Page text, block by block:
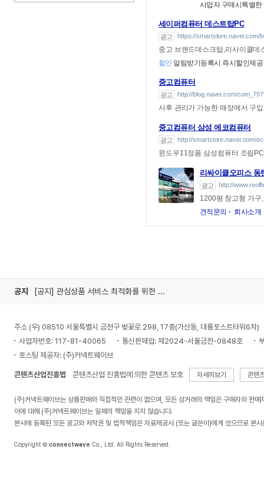
사업자 구매시특별한
세이퍼컴퓨터 데스트탑PC
광고 https://smartstore.naver.com/
중고 브랜드데스크탑,리사이클데
할인 알림받기등록시 즉시할인제공
중고컴퓨터
광고 http://blog.naver.com/
사후 관리가 가능한 매장에서 구
중고컴퓨터 삼성 에코컴퓨터
광고 http://smartstore.naver.com/
윈도우11정품 삼성컴퓨터 조립
리싸이클오피스 동
광고 http://
1200평 창고형 가구
견적문의
회사소개
공지 [공지] 관심상품 서비스 최적화를 위한 미사용 폴더 정리 안내
주소 (우) 08510 서울특별시 금천구 벚꽃로 298, 17층(가산동, 대륭포스트타워6차)
사업자번호: 117-81-40065
통신판매업: 제2024-서울금천-0848호
호스팅 제공자: (주)커넥트웨이브
콘텐츠산업진흥법 콘텐츠산업 진흥법에 의한 콘텐츠 보호 자세히보기 콘텐
(주)커넥트웨이브는 상품판매와 직접적인 관련이 없으며, 모든 상거래의 책임은 구매자와 판매
이에 대해 (주)커넥트웨이브는 일체의 책임을 지지 않습니다.
본사에 등록된 모든 광고와 저작권 및 법적책임은 자료제공사 (또는 글쓴이)에게 있으므로 본
Copyright © connectwave Co., Ltd. All Rights Reserved.